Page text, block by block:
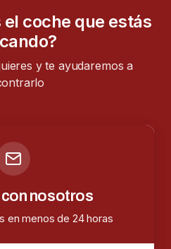
coche que estás
y te ayudaremos a
nosotros
en menos de 24 horas